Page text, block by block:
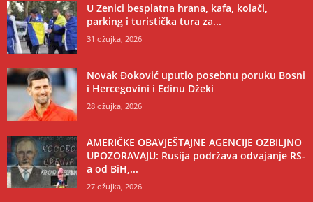
U Zenici besplatna hrana, kafa, kolači,
parking i turistička tura za...
31 ožujka, 2026
Novak Đoković uputio posebnu poruku Bosni
i Hercegovini i Edinu Džeki
28 ožujka, 2026
AMERIČKE OBAVJEŠTAJNE AGENCIJE OZBILJNO
UPOZORAVAJU: Rusija podržava odvajanje RS-
a od BiH,...
27 ožujka, 2026